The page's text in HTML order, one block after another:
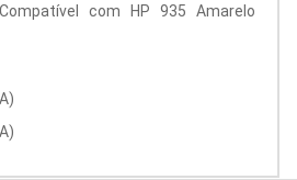
com HP 935 Amarelo